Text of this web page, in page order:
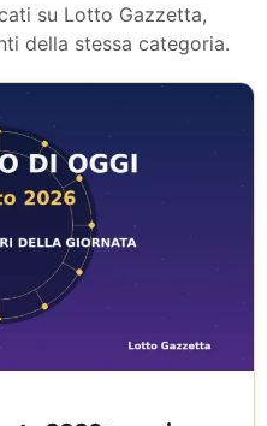
su Lotto Gazzetta,
della stessa categoria.